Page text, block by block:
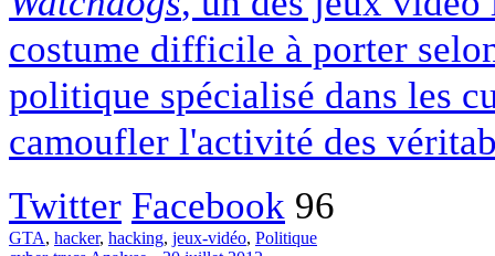
costume difficile à porter
politique spécialisé dans les
camoufler l'activité des
Twitter Facebook 96
GTA, hacker, hacking, jeux-vidéo, Politique